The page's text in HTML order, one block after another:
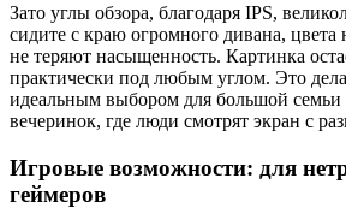
Зато углы обзора, благодаря IPS,
сидите с краю огромного дивана, цвета
не теряют насыщенность. Картинка
практически под любым углом. Это
идеальным выбором для большой
вечеринок, где люди смотрят экран с
Игровые возможности: для
геймеров